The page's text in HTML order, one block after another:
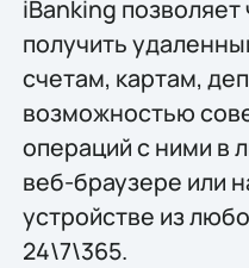
iBanking
получить
счетам, картам,
возможностью
операций с ними в
веб-браузере или
устройстве из
24\7\365.